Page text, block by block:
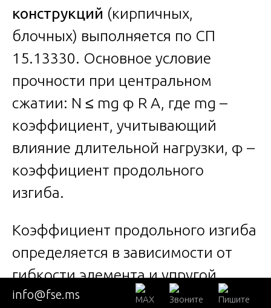
конструкций (кирпичных,
блочных) выполняется по СП
15.13330. Основное условие
прочности при центральном
сжатии: N ≤ mg φ R A, где mg –
коэффициент, учитывающий
влияние длительной нагрузки, φ –
коэффициент продольного
изгиба.
Коэффициент продольного изгиба
определяется в зависимости от
гибкости элемента и упругой
характеристики кладки α. Для
info@fse.ms